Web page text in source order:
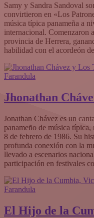
Samy y Sandra Sandoval
convirtieron en «Los
música típica panameña a
internacional. Comenzaron
provincia de Herrera,
habilidad con el acordeón
Farandula
Jhonathan
Jonathan Chávez es un
panameño de música
8 de febrero de 1986. Su
profunda conexión con la
llevado a escenarios
participación en festivales
Farandula
El Hijo de la